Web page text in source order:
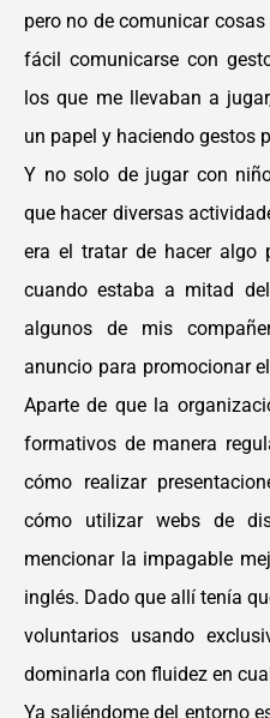
pero no de comunicar
fácil comunicarse con
los que me llevaban a
un papel y haciendo gestos
Y no solo de jugar con
que hacer diversas
era el tratar de hacer algo
cuando estaba a mitad
algunos de mis
anuncio para promocionar
Aparte de que la
formativos de manera
cómo realizar
cómo utilizar webs de
mencionar la impagable
inglés. Dado que allí tenía
voluntarios usando
dominarla con fluidez en
Ya saliéndome del entorno